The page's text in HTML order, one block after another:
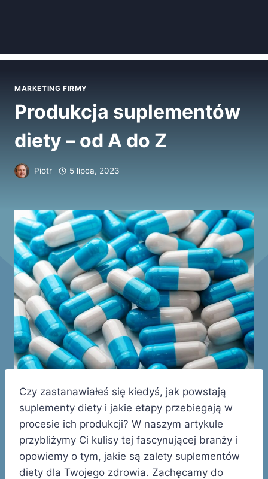
MARKETING FIRMY
Produkcja suplementów
diety – od A do Z
Piotr 5 lipca, 2023
Czy zastanawiałeś się kiedyś, jak powstają
suplementy diety i jakie etapy przebiegają w
procesie ich produkcji? W naszym artykule
przybliżymy Ci kulisy tej fascynującej branży i
opowiemy o tym, jakie są zalety suplementów
diety dla Twojego zdrowia. Zachęcamy do